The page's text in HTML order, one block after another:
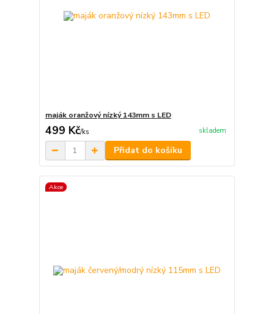
maják oranžový nízký 143mm s LED
499 Kč/ks skladem
Přidat do košíku
Akce